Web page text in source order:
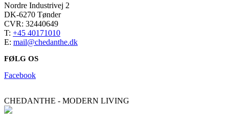
Nordre Industrivej 2
DK-6270 Tønder
CVR: 32440649
T: +45 40171010
E: mail@chedanthe.dk
FØLG OS
Facebook
CHEDANTHE - MODERN LIVING